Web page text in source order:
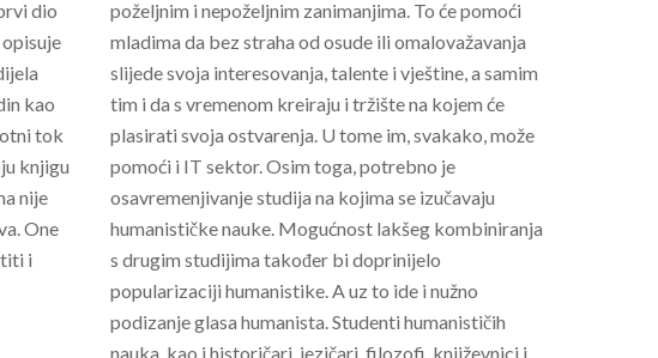
dio
kao
tok
knjigu
nije
One
i
poželjnim i nepoželjnim zanimanjima. To će pomoći
mladima da bez straha od osude ili omalovažavanja
slijede svoja interesovanja, talente i vještine, a samim
tim i da s vremenom kreiraju i tržište na kojem će
plasirati svoja ostvarenja. U tome im, svakako, može
pomoći i IT sektor. Osim toga, potrebno je
osavremenjivanje studija na kojima se izučavaju
humanističke nauke. Mogućnost lakšeg kombiniranja
s drugim studijima također bi doprinijelo
popularizaciji humanistike. A uz to ide i nužno
podizanje glasa humanista. Studenti humanističih
nauka, kao i historičari, jezičari, filozofi, književnici i